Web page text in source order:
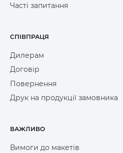
Часті запитання
СПІВПРАЦЯ
Дилерам
Договір
Повернення
Друк на продукції замовника
ВАЖЛИВО
Вимоги до макетів